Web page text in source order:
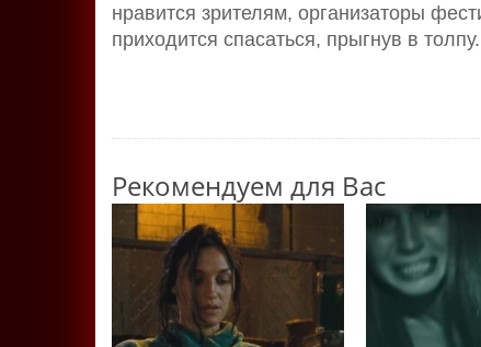
нравится зрителям, организаторы
приходится спасаться, прыгнув в толпу.
Рекомендуем для Вас